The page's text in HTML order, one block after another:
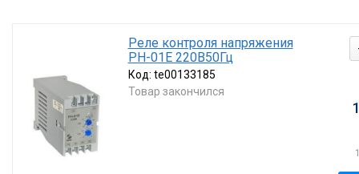
Реле контроля напряжения
РН-01Е 220В50Гц
Код: te00133185
Товар закончился